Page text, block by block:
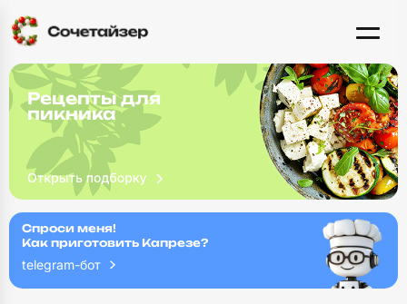
Рецепты для
пикника
Спроси меня!
Как приготовить Капрезе?
telegram-бот